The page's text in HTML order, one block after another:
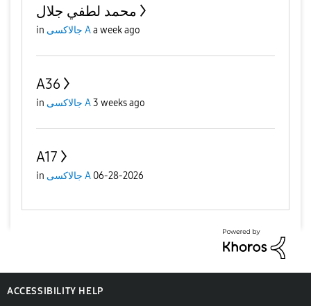
محمد لطفي جلال
in جالاكسى Aa week ago
A36
in جالاكسى A3 weeks ago
A17
in جالاكسى A 06-28-2026
ACCESSIBILITY HELP